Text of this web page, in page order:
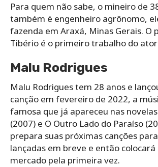
Para quem não sabe, o mineiro de
também é engenheiro agrônomo,
fazenda em Araxá, Minas Gerais. O
Tibério é o primeiro trabalho do
Malu Rodrigues
Malu Rodrigues tem 28 anos e
canção em fevereiro de 2022, a
famosa que já apareceu nas novelas
(2007) e O Outro Lado do Paraíso
prepara suas próximas canções
lançadas em breve e então colocará
mercado pela primeira vez.